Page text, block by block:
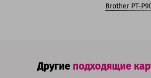
Brother PT-
Другие подходящие